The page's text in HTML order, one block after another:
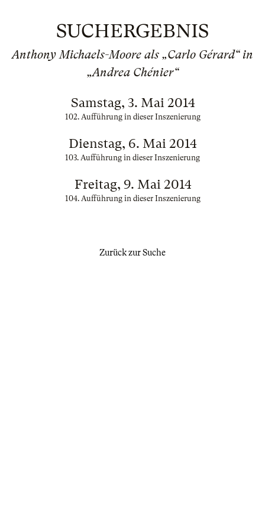
SUCHERGEBNIS
Anthony Michaels-Moore als „Carlo Gérard“ in
„Andrea Chénier“
Samstag, 3. Mai 2014
102. Aufführung in dieser Inszenierung
Dienstag, 6. Mai 2014
103. Aufführung in dieser Inszenierung
Freitag, 9. Mai 2014
104. Aufführung in dieser Inszenierung
Zurück zur Suche